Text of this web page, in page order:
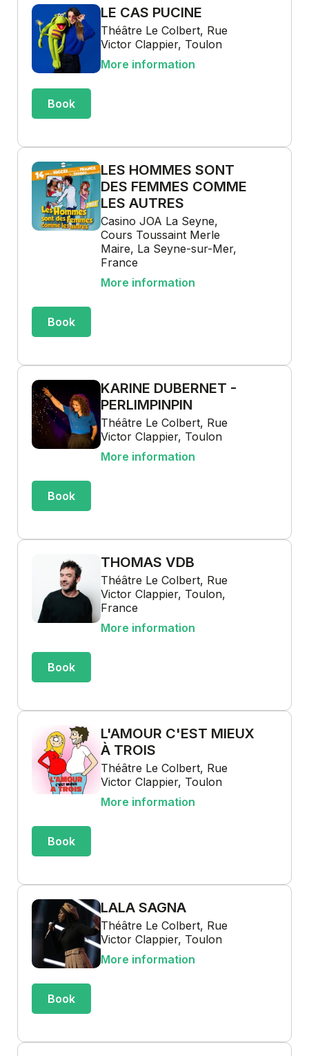
LE CAS PUCINE
Théâtre Le Colbert, Rue
Victor Clappier, Toulon
More information
Book
LES HOMMES SONT
DES FEMMES COMME
LES AUTRES
Casino JOA La Seyne,
Cours Toussaint Merle
Maire, La Seyne-sur-Mer,
France
More information
Book
KARINE DUBERNET -
PERLIMPINPIN
Théâtre Le Colbert, Rue
Victor Clappier, Toulon
More information
Book
THOMAS VDB
Théâtre Le Colbert, Rue
Victor Clappier, Toulon,
France
More information
Book
L'AMOUR C'EST MIEUX
À TROIS
Théâtre Le Colbert, Rue
Victor Clappier, Toulon
More information
Book
LALA SAGNA
Théâtre Le Colbert, Rue
Victor Clappier, Toulon
More information
Book